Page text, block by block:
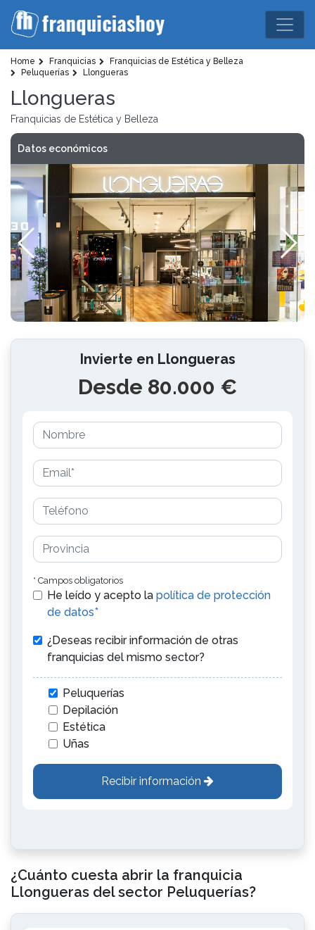
Home Franquicias
Franquicias de Estética y Belleza
Peluquerías
Llongueras
Llongueras
Franquicias de Estética y Belleza
Datos económicos
Invierte en Llongueras
Desde 80.000 €
* Campos obligatorios
He leído y acepto la política de protección
de datos*
¿Deseas recibir información de otras
franquicias del mismo sector?
Peluquerías
Depilación
Estética
Uñas
Recibir información
¿Cuánto cuesta abrir la franquicia
Llongueras del sector Peluquerías?